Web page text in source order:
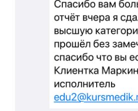
Соглашение о конфиденциальности
Политика конфиденциальности
ИНН/КПП 9702021368/770201001
Юридический адрес: 107031, г.Москва,
Муниципальный Округ Мещанский, ул
Мост, д. 19, стр.2